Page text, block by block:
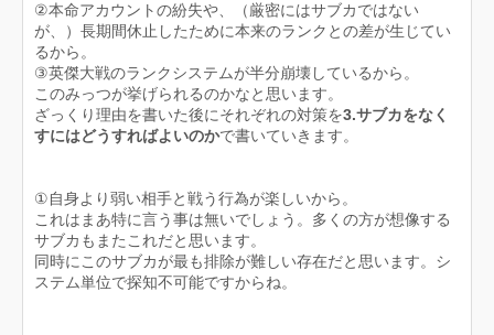
②本命アカウントの紛失や、（厳密にはサブカではない
が、）長期間休止したために本来のランクとの差が生じてい
るから。
③英傑大戦のランクシステムが半分崩壊しているから。
このみっつが挙げられるのかなと思います。
ざっくり理由を書いた後にそれぞれの対策を3.サブカをなく
すにはどうすればよいのかで書いていきます。
①自身より弱い相手と戦う行為が楽しいから。
これはまあ特に言う事は無いでしょう。多くの方が想像する
サブカもまたこれだと思います。
同時にこのサブカが最も排除が難しい存在だと思います。シ
ステム単位で探知不可能ですからね。